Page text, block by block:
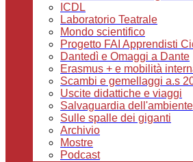
ICDL
Laboratorio Teatrale
Mondo scientifico
Progetto FAI Apprendisti
Dantedì e Omaggi a Dante
Erasmus + e mobilità
Scambi e gemellaggi a.s
Uscite didattiche e viaggi
Salvaguardia dell'ambiente
Sulle spalle dei giganti
Archivio
Mostre
Podcast